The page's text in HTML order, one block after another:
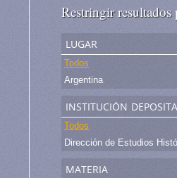
Restringir resultados
lugar
Todos
Argentina
institución
Todos
materia